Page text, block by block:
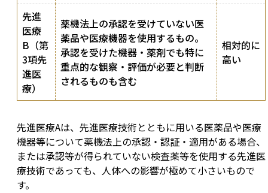
先進
医療
B（第
3項先
進医
療）
薬機法上の承認を受けていない医
薬品や医療機器を使用するもの。
承認を受けた機器・薬剤でも特に
重点的な観察・評価が必要と判断
されるものも含む
相対的に
高い
先進医療Aは、先進医療技術とともに用いる医薬品や医療
機器等について薬機法上の承認・認証・適用がある場合、
または承認等が得られていない検査薬等を使用する先進医
療技術であっても、人体への影響が極めて小さいもので
す。